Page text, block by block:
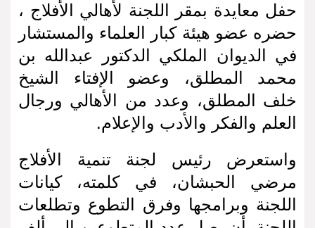
حفل معايدة بمقر اللجنة لأهالي الأفلاج ،
حضره عضو هيئة كبار العلماء والمستشار
في الديوان الملكي الدكتور عبدالله بن
محمد المطلق، وعضو الإفتاء الشيخ
خلف المطلق، وعدد من الأهالي ورجال
العلم والفكر والأدب والإعلام.
واستعرض رئيس لجنة تنمية الأفلاج
مرضي الحبشان، في كلمته، كيانات
اللجنة وبرامجها وفرق التطوع وتطلعات